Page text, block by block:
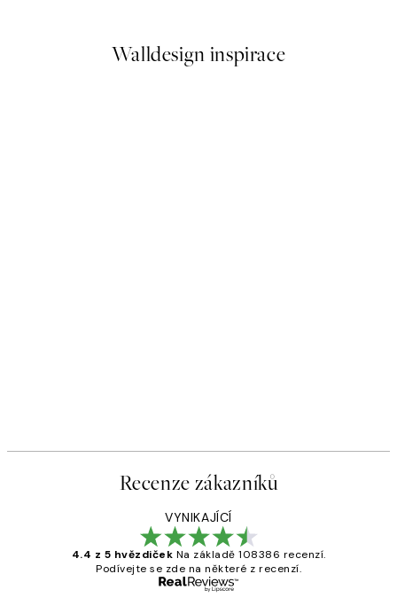
Walldesign inspirace
Recenze zákazníků
VYNIKAJÍCÍ
4.4 z 5 hvězdiček Na základě 108386 recenzí.
Podívejte se zde na některé z recenzí.